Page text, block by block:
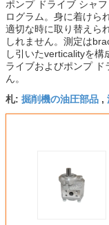
ポンプ ドライブ シャ
ログラム。身に着けら
適切な時に取り替えら
しれません。測定は
し引いたverticalityを
ライブおよびポンプ
ん。
札: 掘削機の油圧部品 ,